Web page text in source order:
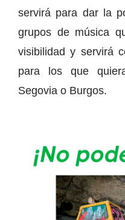
servirá para dar la
grupos de música
visibilidad y servirá
para los que
Segovia o Burgos.